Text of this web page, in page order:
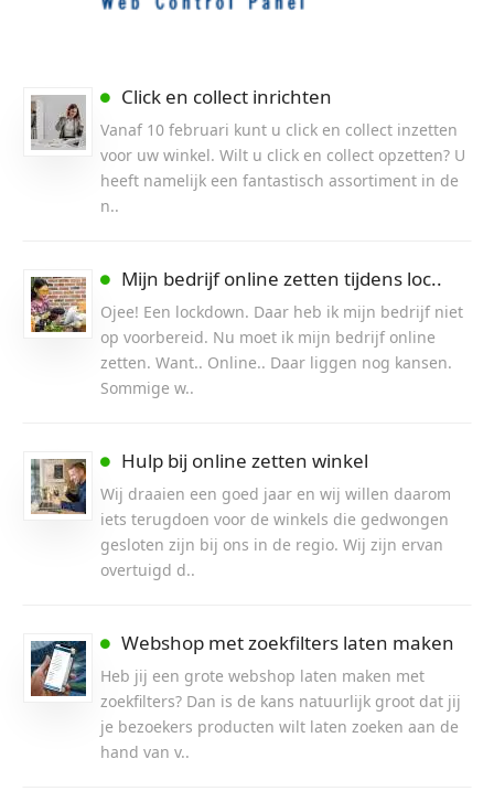
Click en collect inrichten
Vanaf 10 februari kunt u click en collect inzetten
voor uw winkel. Wilt u click en collect opzetten? U
heeft namelijk een fantastisch assortiment in de
n..
Mijn bedrijf online zetten tijdens loc..
Ojee! Een lockdown. Daar heb ik mijn bedrijf niet
op voorbereid. Nu moet ik mijn bedrijf online
zetten. Want.. Online.. Daar liggen nog kansen.
Sommige w..
Hulp bij online zetten winkel
Wij draaien een goed jaar en wij willen daarom
iets terugdoen voor de winkels die gedwongen
gesloten zijn bij ons in de regio. Wij zijn ervan
overtuigd d..
Webshop met zoekfilters laten maken
Heb jij een grote webshop laten maken met
zoekfilters? Dan is de kans natuurlijk groot dat jij
je bezoekers producten wilt laten zoeken aan de
hand van v..